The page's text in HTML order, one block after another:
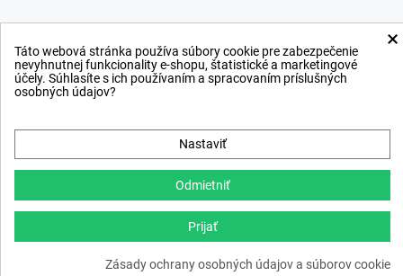
webdesign,ppc›netsuccess.sk
×
Táto webová stránka používa súbory cookie pre zabezpečenie
nevyhnutnej funkcionality e-shopu, štatistické a marketingové
účely. Súhlasíte s ich používaním a spracovaním príslušných
osobných údajov?
Nastaviť
Odmietniť
Prijať
Zásady ochrany osobných údajov a súborov cookie